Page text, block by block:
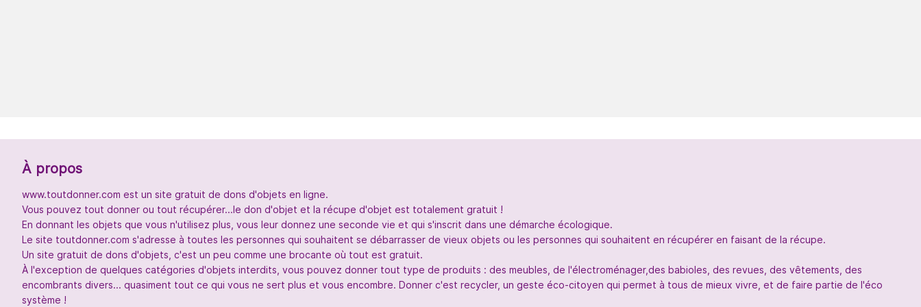
À propos
www.toutdonner.com est un site gratuit de dons d'objets en ligne.
Vous pouvez tout donner ou tout récupérer...le don d'objet et la récupe d'objet est totalement gratuit !
En donnant les objets que vous n'utilisez plus, vous leur donnez une seconde vie et qui s'inscrit dans une démarche écologique.
Le site toutdonner.com s'adresse à toutes les personnes qui souhaitent se débarrasser de vieux objets ou les personnes qui souhaitent en récupérer en faisant de la récupe.
Un site gratuit de dons d'objets, c'est un peu comme une brocante où tout est gratuit.
À l'exception de quelques catégories d'objets interdits, vous pouvez donner tout type de produits : des meubles, de l'électroménager,des babioles, des revues, des vêtements, des
encombrants divers... quasiment tout ce qui vous ne sert plus et vous encombre. Donner c'est recycler, un geste éco-citoyen qui permet à tous de mieux vivre, et de faire partie de l'éco
système !